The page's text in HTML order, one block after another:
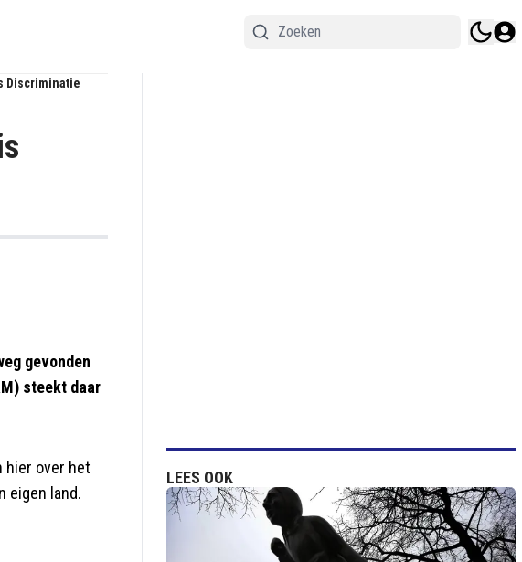
Discriminatie
gevonden
steekt daar
hier over het
eigen land.
LEES OOK